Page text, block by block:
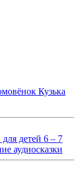
Кузька
детей 6 – 7
аудиосказки